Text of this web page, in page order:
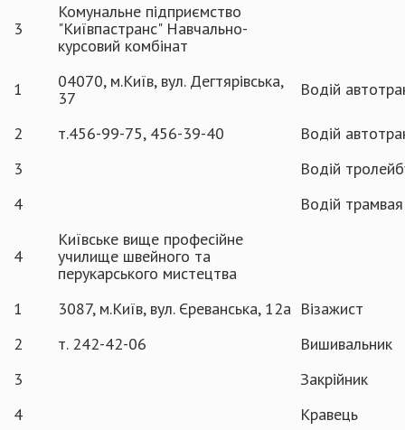
3
Комунальне підприємство
"Київпастранс" Навчально-
курсовий комбінат
1
04070, м.Київ, вул. Дегтярівська,
37
Водій
2 т.456-99-75, 456-39-40
Водій
3
Водій
4
Водій трамвая
4
Київське вище професійне
училище швейного та
перукарського мистецтва
1
3087, м.Київ, вул. Єреванська, 12а Візажист
2
т. 242-42-06
Вишивальник
3
Закрійник
4
Кравець